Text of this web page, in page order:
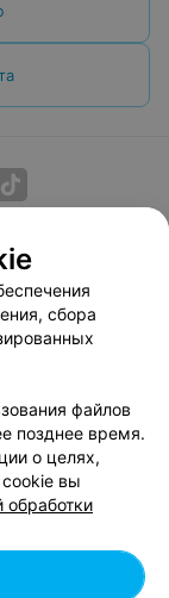
оплаты
сервиса
сбора
файлов
позднее время.
о целях,
cookie вы
обработки